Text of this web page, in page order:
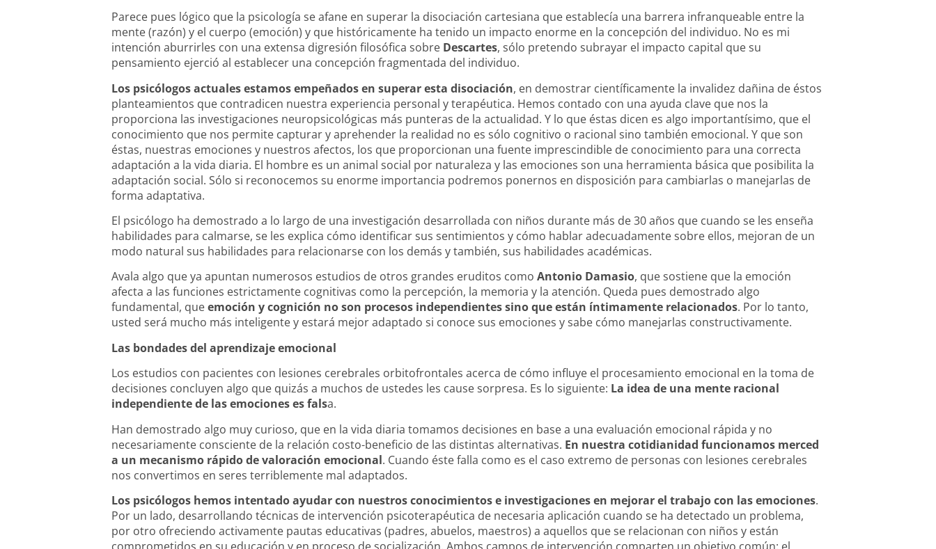
Parece pues lógico que la psicología se afane en superar la disociación cartesiana que establecía una barrera infranqueable entre la
mente (razón) y el cuerpo (emoción) y que históricamente ha tenido un impacto enorme en la concepción del individuo. No es mi
intención aburrirles con una extensa digresión filosófica sobre Descartes, sólo pretendo subrayar el impacto capital que su
pensamiento ejerció al establecer una concepción fragmentada del individuo.
Los psicólogos actuales estamos empeñados en superar esta disociación, en demostrar científicamente la invalidez dañina de éstos
planteamientos que contradicen nuestra experiencia personal y terapéutica. Hemos contado con una ayuda clave que nos la
proporciona las investigaciones neuropsicológicas más punteras de la actualidad. Y lo que éstas dicen es algo importantísimo, que el
conocimiento que nos permite capturar y aprehender la realidad no es sólo cognitivo o racional sino también emocional. Y que son
éstas, nuestras emociones y nuestros afectos, los que proporcionan una fuente imprescindible de conocimiento para una correcta
adaptación a la vida diaria. El hombre es un animal social por naturaleza y las emociones son una herramienta básica que posibilita la
adaptación social. Sólo si reconocemos su enorme importancia podremos ponernos en disposición para cambiarlas o manejarlas de
forma adaptativa.
El psicólogo ha demostrado a lo largo de una investigación desarrollada con niños durante más de 30 años que cuando se les enseña
habilidades para calmarse, se les explica cómo identificar sus sentimientos y cómo hablar adecuadamente sobre ellos, mejoran de un
modo natural sus habilidades para relacionarse con los demás y también, sus habilidades académicas.
Avala algo que ya apuntan numerosos estudios de otros grandes eruditos como Antonio Damasio, que sostiene que la emoción
afecta a las funciones estrictamente cognitivas como la percepción, la memoria y la atención. Queda pues demostrado algo
fundamental, queemoción y cognición no son procesos independientes sino que están íntimamente relacionados. Por lo tanto,
usted será mucho más inteligente y estará mejor adaptado si conoce sus emociones y sabe cómo manejarlas constructivamente.
Las bondades del aprendizaje emocional
Los estudios con pacientes con lesiones cerebrales orbitofrontales acerca de cómo influye el procesamiento emocional en la toma de
decisiones concluyen algo que quizás a muchos de ustedes les cause sorpresa. Es lo siguiente:  La idea de una mente racional
independiente de las emociones es falsa.
Han demostrado algo muy curioso, que en la vida diaria tomamos decisiones en base a una evaluación emocional rápida y no
necesariamente consciente de la relación costo-beneficio de las distintas alternativas. En nuestra cotidianidad funcionamos merced
a un mecanismo rápido de valoración emocional. Cuando éste falla como es el caso extremo de personas con lesiones cerebrales
nos convertimos en seres terriblemente mal adaptados.
Los psicólogos hemos intentado ayudar con nuestros conocimientos e investigaciones en mejorar el trabajo con las emociones.
Por un lado, desarrollando técnicas de intervención psicoterapéutica de necesaria aplicación cuando se ha detectado un problema,
por otro ofreciendo activamente pautas educativas (padres, abuelos, maestros) a aquellos que se relacionan con niños y están